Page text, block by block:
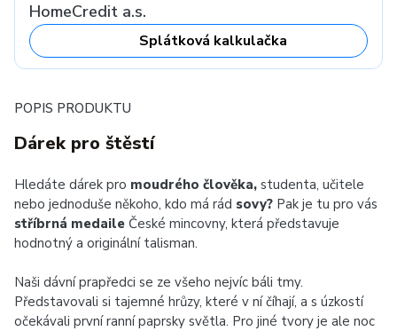
HomeCredit a.s.
Splátková kalkulačka
POPIS PRODUKTU
Dárek pro štěstí
Hledáte dárek pro moudrého člověka, studenta, učitele
nebo jednoduše někoho, kdo má rád sovy? Pak je tu pro vás
stříbrná medaile České mincovny, která představuje
hodnotný a originální talisman.
Naši dávní prapředci se ze všeho nejvíc báli tmy.
Představovali si tajemné hrůzy, které v ní číhají, a s úzkostí
očekávali první ranní paprsky světla. Pro jiné tvory je ale noc